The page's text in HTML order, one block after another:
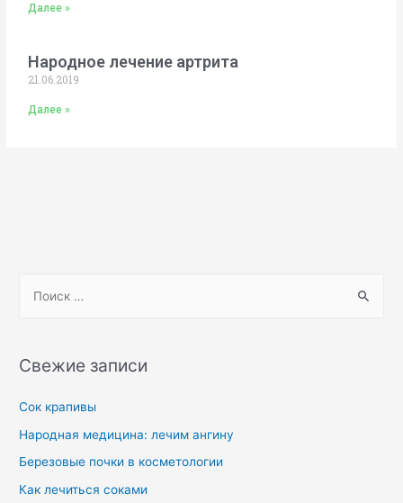
Далее »
Народное лечение артрита
21.06.2019
Далее »
Свежие записи
Сок крапивы
Народная медицина: лечим ангину
Березовые почки в косметологии
Как лечиться соками